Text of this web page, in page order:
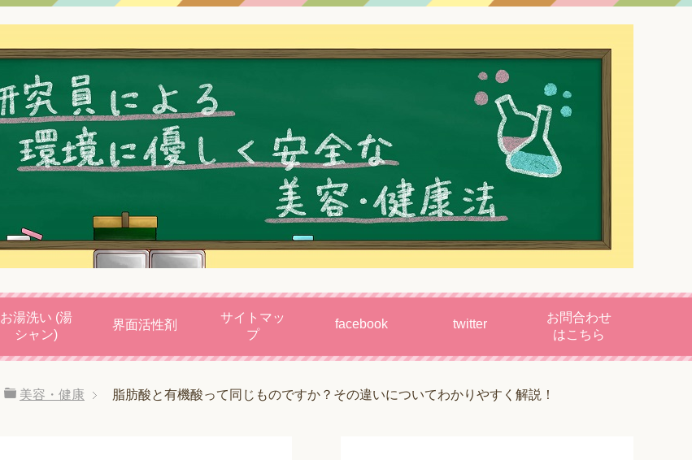
お湯洗い (湯
シャン)
界面活性剤
サイトマッ
プ
facebook twitter
お問合わせ
はこちら
美容・健康 脂肪酸と有機酸って同じものですか？その違いについてわかりやすく解説！